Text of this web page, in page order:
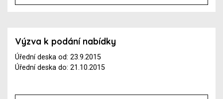
Výzva k podání nabídky
Úřední deska od: 23.9.2015
Úřední deska do: 21.10.2015